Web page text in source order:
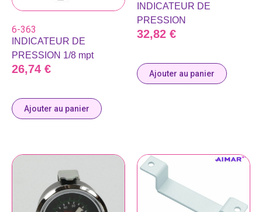
6-363
INDICATEUR DE
PRESSION 1/8 mpt
26,74 €
Ajouter au panier
INDICATEUR DE
PRESSION
32,82 €
Ajouter au panier